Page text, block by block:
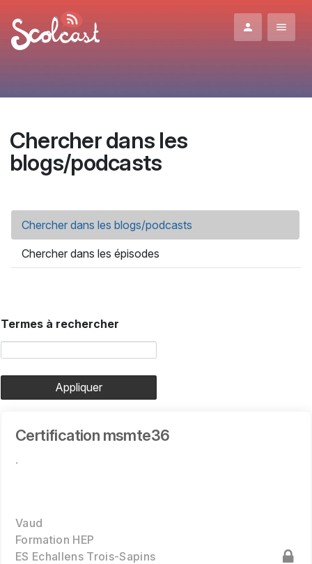
Chercher dans les
blogs/podcasts
Onglets principaux
Chercher dans les blogs/podcasts
Chercher dans les épisodes
Termes à rechercher
Appliquer
Certification msmte36
.
Vaud
Formation HEP
ES Echallens Trois-Sapins